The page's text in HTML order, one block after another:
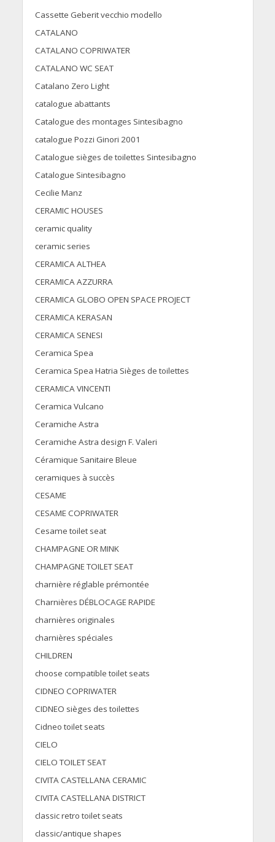
Cassette Geberit vecchio modello
CATALANO
CATALANO COPRIWATER
CATALANO WC SEAT
Catalano Zero Light
catalogue abattants
Catalogue des montages Sintesibagno
catalogue Pozzi Ginori 2001
Catalogue sièges de toilettes Sintesibagno
Catalogue Sintesibagno
Cecilie Manz
CERAMIC HOUSES
ceramic quality
ceramic series
CERAMICA ALTHEA
CERAMICA AZZURRA
CERAMICA GLOBO OPEN SPACE PROJECT
CERAMICA KERASAN
CERAMICA SENESI
Ceramica Spea
Ceramica Spea Hatria Sièges de toilettes
CERAMICA VINCENTI
Ceramica Vulcano
Ceramiche Astra
Ceramiche Astra design F. Valeri
Céramique Sanitaire Bleue
ceramiques à succès
CESAME
CESAME COPRIWATER
Cesame toilet seat
CHAMPAGNE OR MINK
CHAMPAGNE TOILET SEAT
charnière réglable prémontée
Charnières DÉBLOCAGE RAPIDE
charnières originales
charnières spéciales
CHILDREN
choose compatible toilet seats
CIDNEO COPRIWATER
CIDNEO sièges des toilettes
Cidneo toilet seats
CIELO
CIELO TOILET SEAT
CIVITA CASTELLANA CERAMIC
CIVITA CASTELLANA DISTRICT
classic retro toilet seats
classic/antique shapes